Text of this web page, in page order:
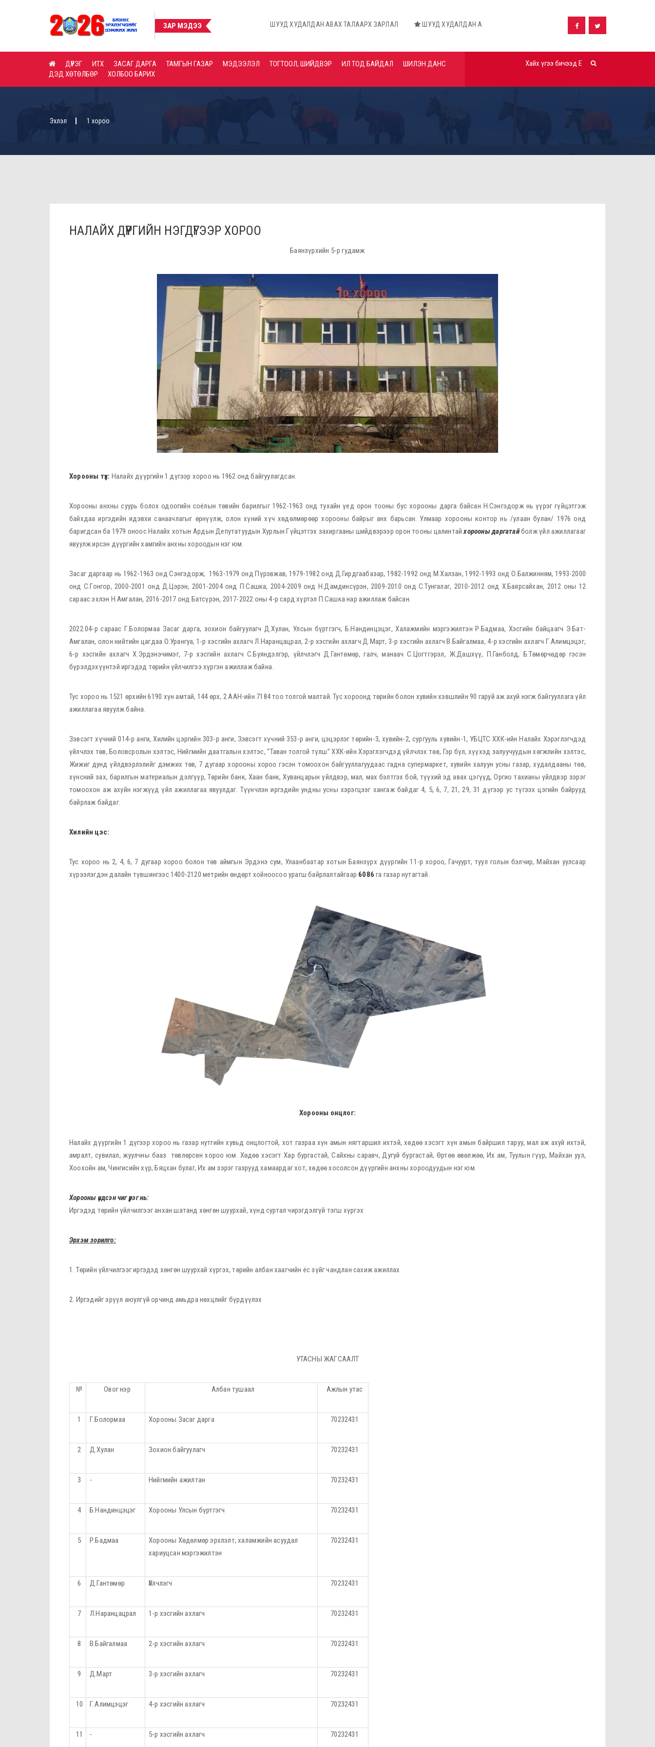
ЗАР МЭДЭЭ ШУУД ХУДАЛДАН АВАХ ТАЛААРХ ЗАРЛАЛ ШУУД ХУДАЛДАН АВАХ ТАЛААРХ ЗАРЛАЛ ШУУД ХУДАЛДАН АВАХ ТАЛААРХ
ДҮҮРЭГ ИТХ ЗАСАГ ДАРГА ТАМГЫН ГАЗАР МЭДЭЭЛЭЛ ТОГТООЛ, ШИЙДВЭР ИЛ ТОД БАЙДАЛ
ШИЛЭН ДАНС
ДЭД ХӨТӨЛБӨР
ХОЛБОО БАРИХ
Эхлэл 1 хороо
НАЛАЙХ ДҮҮРГИЙН НЭГДҮГЭЭР ХОРОО
Баянзүрхийн 5-р гудамж
Хорооны түүх: Налайх дүүргийн 1 дүгээр хороо нь 1962 онд байгуулагдсан.
Хорооны анхны суурь болох одоогийн соёлын төвийн барилгыг 1962-1963 онд тухайн үед орон тооны бус хорооны дарга байсан Н.Сэнгэдорж нь үүрэг гүйцэтгэж
байхдаа иргэдийн идэвхи санаачлагыг өрнүүлж, олон хүний хүч хөдөлмөрөөр хорооны байрыг анх барьсан. Улмаар хорооны контор нь /улаан булан/ 1976 онд
баригдсан ба 1979 оноос Налайх хотын Ардын Депутатуудын Хурлын Гүйцэтгэх захиргааны шийдвэрээр орон тооны цалинтайхорооны даргатайболж үйл ажиллагааг
явуулж ирсэн дүүргийн хамгийн анхны хороодын нэг юм.
Засаг даргаар нь 1962-1963 онд Сэнгэдорж, 1963-1979 онд Пүрэвжав, 1979-1982 онд Д.Гирдгаабазар, 1982-1992 онд М.Халзан, 1992-1993 онд О.Балжинням, 1993-2000
онд С.Гонгор, 2000-2001 онд Д.Цэрэн, 2001-2004 онд П.Сашка, 2004-2009 онд Н.Дамдинсүрэн, 2009-2010 онд С.Тунгалаг, 2010-2012 онд Х.Баярсайхан, 2012 оны 12
сараас эхлэн Н.Амгалан, 2016-2017 онд Батсүрэн, 2017-2022 оны 4-р сард хүртэл П.Сашка нар ажиллаж байсан.
2022.04-р сараас Г.Болормаа Засаг дарга, зохион байгуулагч Д.Хулан, Улсын бүртгэгч, Б.Нандинцэцэг, Халажмийн мэргэжилтэн Р.Бадмаа, Хэсгийн байцаагч Э.Бат-
Амгалан, олон нийтийн цагдаа О.Урангуа, 1-р хэсгийн ахлагч Л.Наранцацрал, 2-р хэсгийн ахлагч Д.Март, 3-р хэсгийн ахлагч В.Байгалмаа, 4-р хэсгийн ахлагч Г.Алимцэцэг,
6-р хэсгийн ахлагч Х.Эрдэнэчимэг, 7-р хэсгийн ахлагч С.Буяндэлгэр, үйлчлэгч Д.Гантөмөр, галч, манаач С.Цогтгэрэл, Ж.Дашхүү, П.Ганболд, Б.Төмөрчөдөр гэсэн
бүрэлдэхүүнтэй иргэдэд төрийн үйлчилгээ хүргэн ажиллаж байна.
Тус хороо нь 1521 өрхийн 6190 хүн амтай, 144 өрх, 2 ААН-ийн 7184 тоо толгой малтай. Тус хороонд төрийн болон хувийн хэвшлийн 90 гаруй аж ахуй нэгж байгууллага үйл
ажиллагаа явуулж байна.
Зэвсэгт хүчний 014-р анги, Хилийн цэргийн 303-р анги, Зэвсэгт хүчний 353-р анги, цэцэрлэг төрийн-3, хувийн-2, сургууль хувийн-1, УБЦТС ХХК-ийн Налайх Хэрэглэгчдэд
үйлчлэх төв, Боловсролын хэлтэс, Нийгмийн даатгалын хэлтэс, “Таван толгой түлш” ХХК-ийн Хэрэглэгчдэд үйлчлэх төв, Гэр бүл, хүүхэд залуучуудын хөгжлийн хэлтэс,
Жижиг дунд үйлдвэрлэлийг дэмжих төв, 7 дугаар хорооны хороо гэсэн томоохон байгууллагуудаас гадна супермаркет, хувийн халуун усны газар, худалдааны төв,
хүнсний зах, барилгын материалын дэлгүүр, Төрийн банк, Хаан банк, Хуванцарын үйлдвэр, мал, мах бэлтгэх бой, түүхий эд авах цэгүүд, Оргио тахианы үйлдвэр зэрэг
томоохон аж ахуйн нэгжүүд үйл ажиллагаа явуулдаг. Түүнчлэн иргэдийн ундны усны хэрэгцээг хангаж байдаг 4, 5, 6, 7, 21, 29, 31 дүгээр ус түгээх цэгийн байрууд
байрлаж байдаг.
Хилийн цэс:
Тус хороо нь 2, 4, 6, 7 дугаар хороо болон төв аймгын Эрдэнэ сум, Улаанбаатар хотын Баянзүрх дүүргийн 11-р хороо, Гачуурт, туул голын бэлчир, Майхан уулсаар
хүрээлэгдэн далайн түвшингээс 1400-2120 метрийн өндөрт хойноосоо урагш байрлалтайгаар 6086 га газар нутагтай.
Хорооны онцлог:
Налайх дүүргийн 1 дүгээр хороо нь газар нутгийн хувьд онцлогтой, хот газраа хүн амын нягтаршил ихтэй, хөдөө хэсэгт хүн амын байршил таруу, мал аж ахуй ихтэй,
амралт, сувилал, жуулчны бааз төвлөрсөн хороо юм. Хөдөө хэсэгт Хар бургастай, Сайхны саравч, Дугуй бургастай, Өртөө өвөлжөө, Их ам, Туулын гүүр, Майхан уул,
Хоохойн ам, Чингисийн хүр, Бяцхан булаг, Их ам зэрэг газрууд хамаардаг хот, хөдөө хосолсон дүүргийн анхны хороодуудын нэг юм.
Хорооны үндсэн чиг үүрэг нь:
Иргэдэд төрийн үйлчилгээг анхан шатанд хөнгөн шуурхай, хүнд суртал чирэгдэлгүй тэгш хүргэх
Эрхэм зорилго:
1. Төрийн үйлчилгээг иргэдэд хөнгөн шуурхай хүргэх, төрийн албан хаагчийн ёс зүйг чандлан сахиж ажиллах
2. Иргэдийг эрүүл аюулгүй орчинд амьдра нөхцлийг бүрдүүлэх
УТАСНЫ ЖАГСААЛТ
№ Овог нэр Албан тушаал Ажлын утас
1 Г.Болормаа Хорооны Засаг дарга 70232431
2 Д.Хулан Зохион байгуулагч 70232431
3 - Нийгмийн ажилтан 70232431
4 Б.Нандинцэцэг Хорооны Улсын бүртгэгч 70232431
5 Р.Бадмаа
Хорооны Хөдөлмөр эрхлэлт, халамжийн асуудал
хариуцсан мэргэжилтэн
70232431
6 Д.Гантөмөр Үйлчлэгч 70232431
7 Л.Наранцацрал 1-р хэсгийн ахлагч 70232431
8 В.Байгалмаа 2-р хэсгийн ахлагч 70232431
9 Д.Март 3-р хэсгийн ахлагч 70232431
10 Г.Алимцэцэг 4-р хэсгийн ахлагч 70232431
11 - 5-р хэсгийн ахлагч 70232431